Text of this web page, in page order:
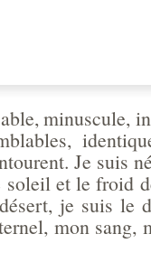
minuscule,
Je suis
soleil et le froid
je suis le
mon sang,